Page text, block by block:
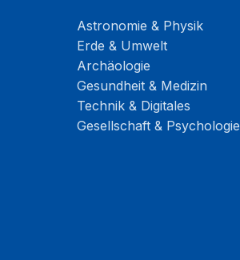
Astronomie & Physik
Erde & Umwelt
Archäologie
Gesundheit & Medizin
Technik & Digitales
Gesellschaft & Psychologie